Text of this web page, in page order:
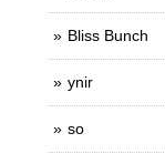
Bliss Bunch
ynir
so